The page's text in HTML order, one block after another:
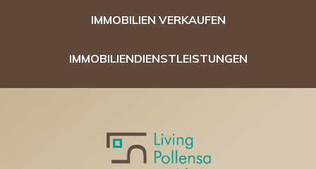
IMMOBILIEN VERKAUFEN
IMMOBILIENDIENSTLEISTUNGEN